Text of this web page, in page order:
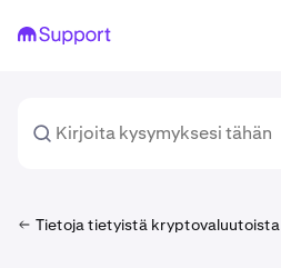
Tietoja tietyistä kryptovaluutoista